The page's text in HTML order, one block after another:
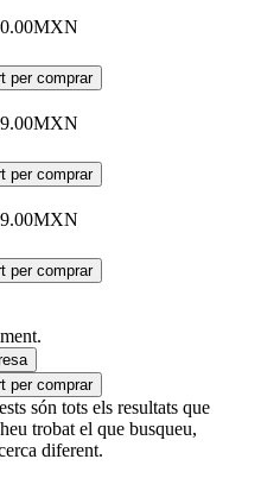
per comprar
per comprar
per comprar
per comprar
són tots els resultats que
trobat el que busqueu,
diferent.